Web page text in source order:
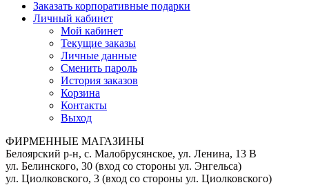
Заказать корпоративные подарки
Личный кабинет
Мой кабинет
Текущие заказы
Личные данные
Сменить пароль
История заказов
Корзина
Контакты
Выход
ФИРМЕННЫЕ МАГАЗИНЫ
Белоярский р-н, с. Малобрусянское, ул. Ленина, 13 В
ул. Белинского, 30 (вход со стороны ул. Энгельса)
ул. Циолковского, 3 (вход со стороны ул. Циолковского)